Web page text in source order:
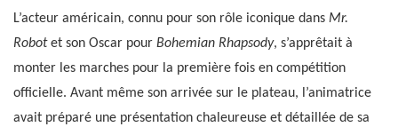
L’acteur américain, connu pour son rôle iconique dans Mr.
Robotet son Oscar pour Bohemian Rhapsody, s’apprêtait à
monter les marches pour la première fois en compétition
officielle. Avant même son arrivée sur le plateau, l’animatrice
avait préparé une présentation chaleureuse et détaillée de sa